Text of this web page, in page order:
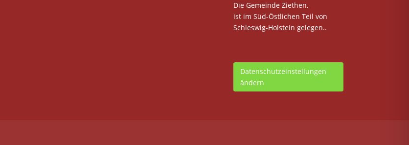
Die Gemeinde Ziethen,
ist im Süd-Östlichen Teil von
Schleswig-Holstein gelegen..
Datenschutzeinstellungen
ändern